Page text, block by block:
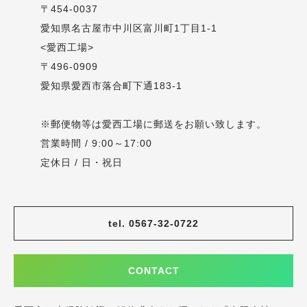
〒454-0037
愛知県名古屋市中川区富川町1丁目1-1
<愛西工場>
〒496-0909
愛知県愛西市落合町下通183-1
※郵便物等は愛西工場に郵送をお願い致します。
営業時間 / 9:00～17:00
定休日 / 日・祝日
tel. 0567-32-0722
CONTACT